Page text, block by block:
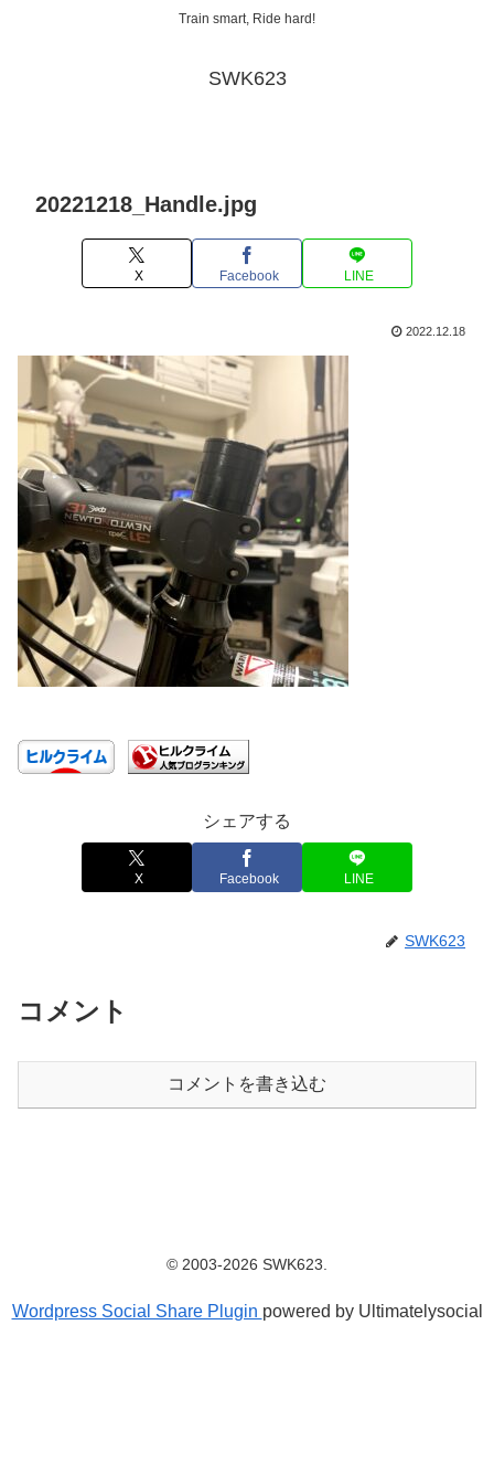
Train smart, Ride hard!
SWK623
20221218_Handle.jpg
X Facebook LINE
2022.12.18
シェアする
X Facebook LINE
SWK623
コメント
コメントを書き込む
© 2003-2026 SWK623.
Wordpress Social Share Plugin powered by Ultimatelysocial